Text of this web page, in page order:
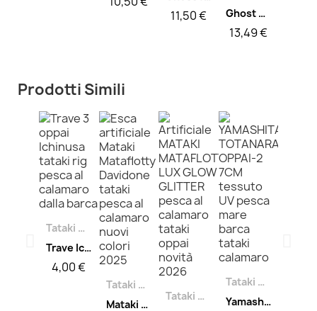
11,50 €
Ghost Sphero Kab 200gr
13,49 €
Rockit Lure
Ghost Pilot Kab 300gr
16,49 €
Rockit Lure
14,99 €
Cinture e Harness
12,00 €
Rockit Lure
Ghost Pilot Kab 200gr
13,49 €
Prodotti Simili
Tataki Calamaro
Trave Ichinusa tataki rig
4,00 €
Tataki Calamaro
Mataki Mataflotty Davidone
Tataki Calamaro
Tataki Calamaro
Yamashita Totanara Oppai-2 7cm tessuto Uv-Glow